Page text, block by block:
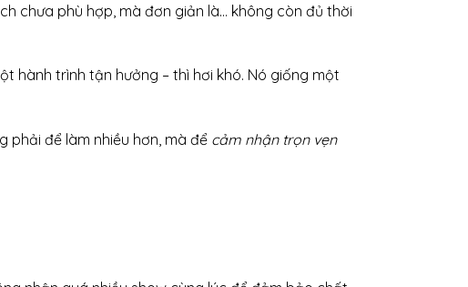
chưa phù hợp, mà đơn giản là… không còn đủ thời
hành trình tận hưởng – thì hơi khó. Nó giống một
phải để làm nhiều hơn, mà để cảm nhận trọn vẹn